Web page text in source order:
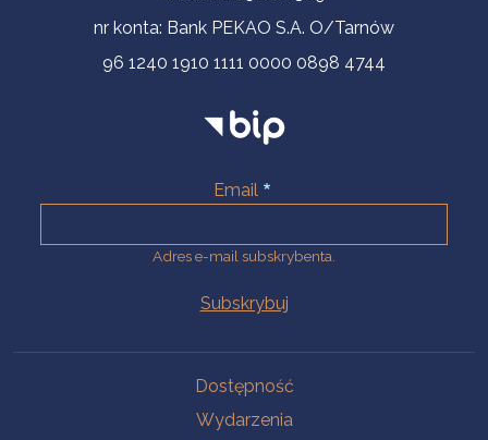
nr konta: Bank PEKAO S.A. O/Tarnów
96 1240 1910 1111 0000 0898 4744
Email
Adres e-mail subskrybenta.
Dostępność
Wydarzenia